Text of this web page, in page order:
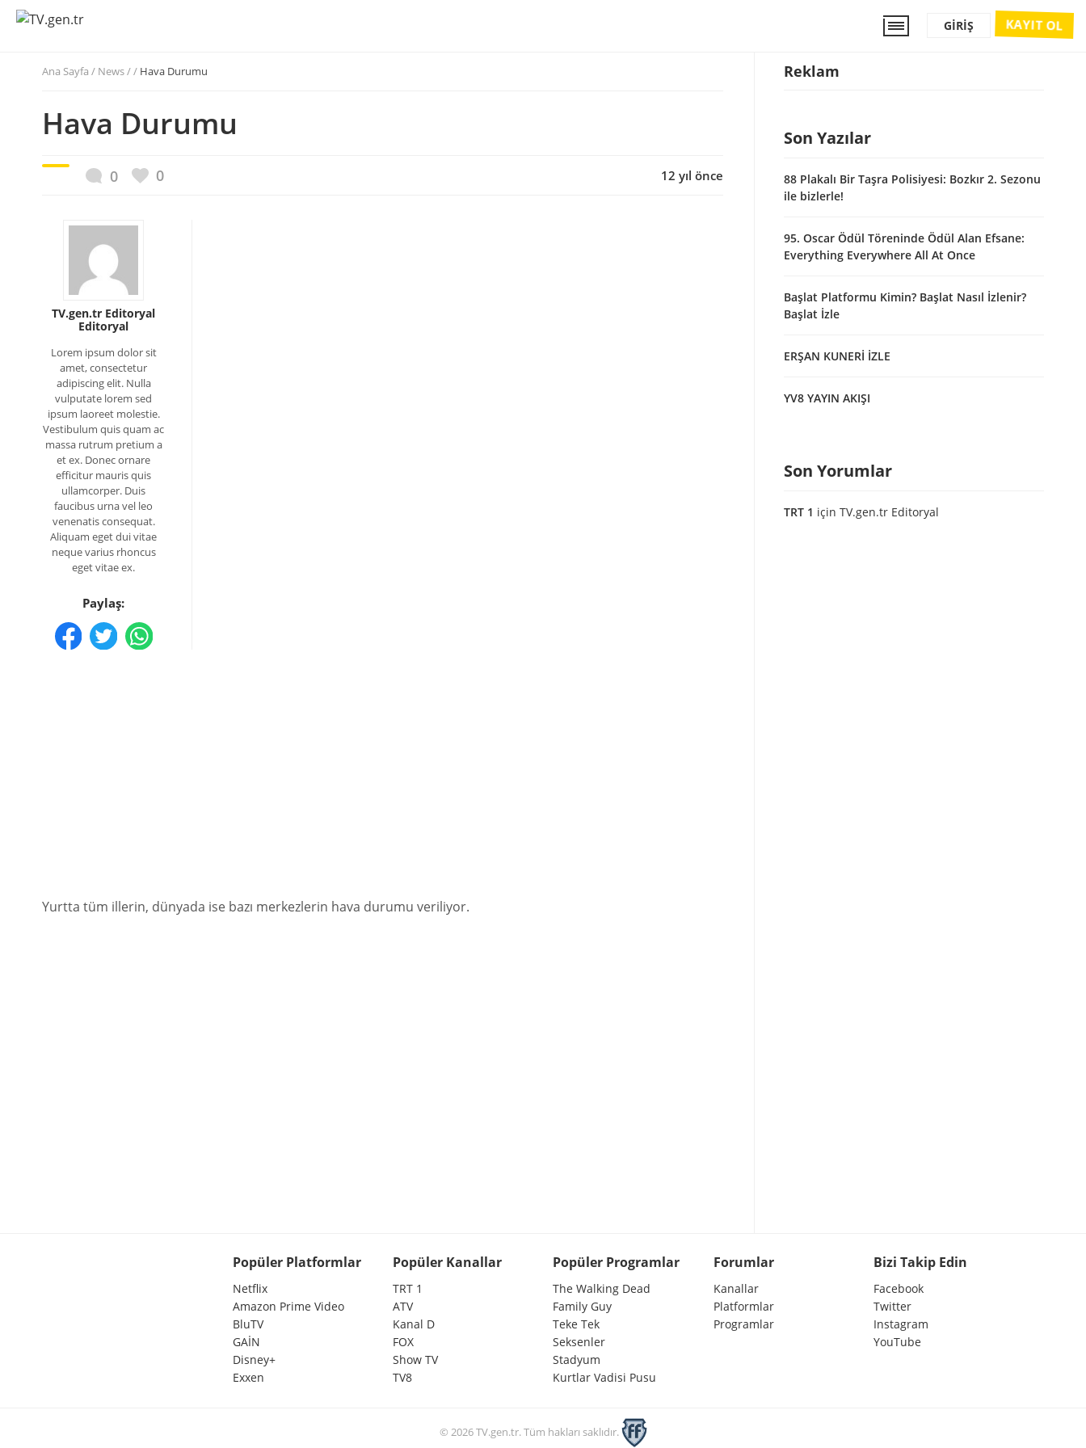
KAYIT OL
GIRIŞ
Ana Sayfa / News / / Hava Durumu
Hava Durumu
0 0 12 yıl önce
TV.gen.tr Editoryal
Editoryal
Lorem ipsum dolor sit
amet, consectetur
adipiscing elit. Nulla
vulputate lorem sed
ipsum laoreet molestie.
Vestibulum quis quam ac
massa rutrum pretium a
et ex. Donec ornare
efficitur mauris quis
ullamcorper. Duis
faucibus urna vel leo
venenatis consequat.
Aliquam eget dui vitae
neque varius rhoncus
eget vitae ex.
Paylaş:
Yurtta tüm illerin, dünyada ise bazı merkezlerin hava durumu veriliyor.
Reklam
Son Yazılar
88 Plakalı Bir Taşra Polisiyesi: Bozkır 2. Sezonu
ile bizlerle!
95. Oscar Ödül Töreninde Ödül Alan Efsane:
Everything Everywhere All At Once
Başlat Platformu Kimin? Başlat Nasıl İzlenir?
Başlat İzle
ERŞAN KUNERİ İZLE
YV8 YAYIN AKIŞI
Son Yorumlar
TRT 1 için TV.gen.tr Editoryal
Popüler Platformlar
Netflix
Amazon Prime Video
BluTV
GAİN
Disney+
Exxen
Popüler Kanallar
TRT 1
ATV
Kanal D
FOX
Show TV
TV8
Popüler Programlar
The Walking Dead
Family Guy
Teke Tek
Seksenler
Stadyum
Kurtlar Vadisi Pusu
Forumlar
Kanallar
Platformlar
Programlar
Bizi Takip Edin
Facebook
Twitter
Instagram
YouTube
© 2026 TV.gen.tr. Tüm hakları saklıdır.